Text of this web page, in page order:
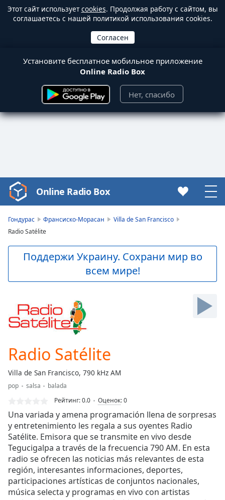
Этот сайт используетcookies. Продолжая работу с сайтом, вы
соглашаетесь с нашей политикой использования cookies.
Установите бесплатное мобильное приложение
Online Radio Box
Нет, спасибо
Video
Player
loading.
Video
Backward
Mute
Current
Time0:00
Duration -:-
0.00%
Stream
live,
currently
behind
liveLIVE
Remaining
Time-
Online Radio Box
Гондурас Франсиско-Морасан
Villa de San Francisco
Radio Satélite
Поддержи Украину. Сохрани мир во
всем мире!
Radio Satélite
Villa de San Francisco, 790 kHz AM
pop salsa
balada
Рейтинг:0.0 Оценок:0
Una variada y amena programación llena de sorpresas
y entretenimiento les regala a sus oyentes Radio
Satélite. Emisora que se transmite en vivo desde
Tegucigalpa a través de la frecuencia 790 AM. En esta
radio se ofrecen las noticias más relevantes de esta
región, interesantes informaciones, deportes,
participaciones artísticas de conjuntos nacionales,
música selecta y programas en vivo con artistas